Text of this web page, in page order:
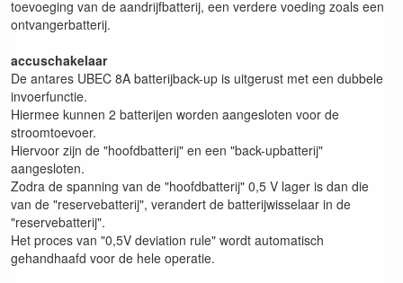
toevoeging van de aandrijfbatterij, een verdere voeding zoals een
ontvangerbatterij.
accuschakelaar
De antares UBEC 8A batterijback-up is uitgerust met een dubbele
invoerfunctie.
Hiermee kunnen 2 batterijen worden aangesloten voor de
stroomtoevoer.
Hiervoor zijn de "hoofdbatterij" en een "back-upbatterij"
aangesloten.
Zodra de spanning van de "hoofdbatterij" 0,5 V lager is dan die
van de "reservebatterij", verandert de batterijwisselaar in de
"reservebatterij".
Het proces van "0,5V deviation rule" wordt automatisch
gehandhaafd voor de hele operatie.